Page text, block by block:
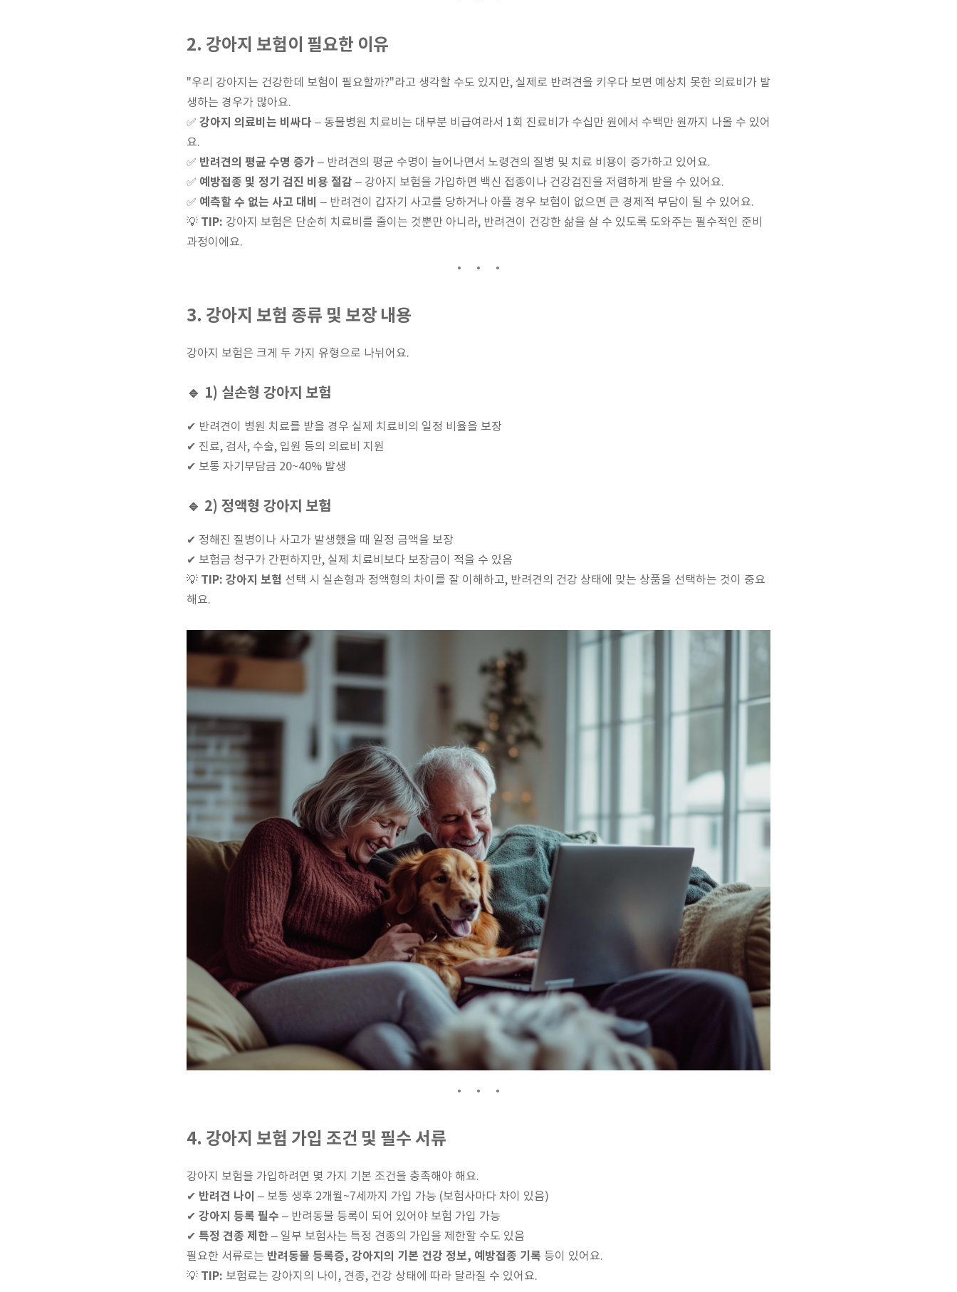
2. 강아지 보험이 필요한 이유
"우리 강아지는 건강한데 보험이 필요할까?"라고 생각할 수도 있지만, 실제로 반려견을 키우다 보면 예상치 못한 의료비가 발
생하는 경우가 많아요.
✅ 강아지 의료비는 비싸다 – 동물병원 치료비는 대부분 비급여라서 1회 진료비가 수십만 원에서 수백만 원까지 나올 수 있어
요.
✅ 반려견의 평균 수명 증가 – 반려견의 평균 수명이 늘어나면서 노령견의 질병 및 치료 비용이 증가하고 있어요.
✅ 예방접종 및 정기 검진 비용 절감 – 강아지 보험을 가입하면 백신 접종이나 건강검진을 저렴하게 받을 수 있어요.
✅ 예측할 수 없는 사고 대비
– 반려견이 갑자기 사고를 당하거나 아플 경우 보험이 없으면 큰 경제적 부담이 될 수 있어요.
💡 TIP: 강아지 보험은 단순히 치료비를 줄이는 것뿐만 아니라, 반려견이 건강한 삶을 살 수 있도록 도와주는 필수적인 준비
과정이에요.
3. 강아지 보험 종류 및 보장 내용
강아지 보험은 크게 두 가지 유형으로 나뉘어요.
🔹 1) 실손형 강아지 보험
✔ 반려견이 병원 치료를 받을 경우 실제 치료비의 일정 비율을 보장
✔ 진료, 검사, 수술, 입원 등의 의료비 지원
✔ 보통 자기부담금 20~40% 발생
🔹 2) 정액형 강아지 보험
✔ 정해진 질병이나 사고가 발생했을 때 일정 금액을 보장
✔ 보험금 청구가 간편하지만, 실제 치료비보다 보장금이 적을 수 있음
💡 TIP: 강아지 보험 선택 시 실손형과 정액형의 차이를 잘 이해하고, 반려견의 건강 상태에 맞는 상품을 선택하는 것이 중요
해요.
4. 강아지 보험 가입 조건 및 필수 서류
강아지 보험을 가입하려면 몇 가지 기본 조건을 충족해야 해요.
✔ 반려견 나이 – 보통 생후 2개월~7세까지 가입 가능 (보험사마다 차이 있음)
✔ 강아지 등록 필수 – 반려동물 등록이 되어 있어야 보험 가입 가능
✔ 특정 견종 제한 – 일부 보험사는 특정 견종의 가입을 제한할 수도 있음
필요한 서류로는 반려동물 등록증, 강아지의 기본 건강 정보, 예방접종 기록 등이 있어요.
💡 TIP: 보험료는 강아지의 나이, 견종, 건강 상태에 따라 달라질 수 있어요.